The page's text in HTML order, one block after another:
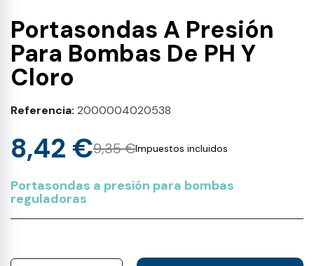
Portasondas A Presión
Para Bombas De PH Y
Cloro
Referencia 2000004020538
9,35 €
8,42 € Impuestos incluidos
Portasondas a presión para bombas
reguladoras